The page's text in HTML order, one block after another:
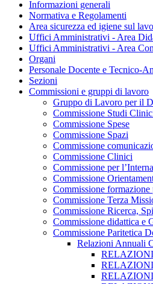
Informazioni generali
Normativa e Regolamenti
Area sicurezza ed igiene sul
Uffici Amministrativi - Area
Uffici Amministrativi - Area
Organi
Personale Docente e Tecnico-
Sezioni
Commissioni e gruppi di lavoro
Gruppo di Lavoro per il
Commissione Studi
Commissione Spese
Commissione Spazi
Commissione
Commissione Clinici
Commissione per
Commissione
Commissione formazione
Commissione Terza
Commissione Ricerca,
Commissione didattica e
Commissione Paritetica
Relazioni Annuali
RELAZIONI